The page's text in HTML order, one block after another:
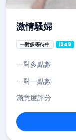
激情騷婦
一對多等待中 i349
一對多點數
一對一點數
滿意度評分